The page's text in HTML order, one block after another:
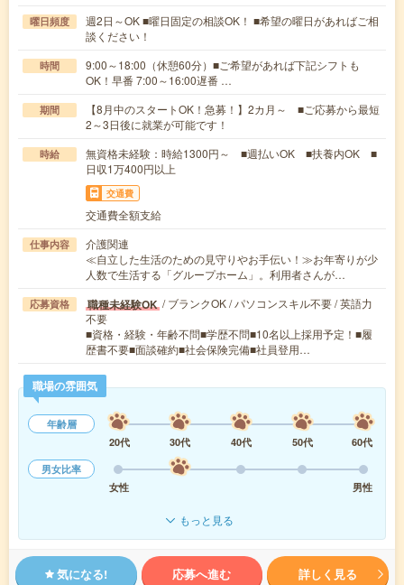
曜日頻度
週2日～OK ■曜日固定の相談OK！ ■希望の曜日があればご相
談ください！
時間
9:00～18:00（休憩60分）■ご希望があれば下記シフトも
OK！早番 7:00～16:00遅番 …
期間
【8月中のスタートOK！急募！】2カ月～ ■ご応募から最短
2～3日後に就業が可能です！
時給
無資格未経験：時給1300円～ ■週払いOK ■扶養内OK ■
日収1万400円以上
交通費
交通費全額支給
仕事内容
介護関連
≪自立した生活のための見守りやお手伝い！≫お年寄りが少
人数で生活する「グループホーム」。利用者さんが…
応募資格 職種未経験OK / ブランクOK / パソコンスキル不要 / 英語力
不要
■資格・経験・年齢不問■学歴不問■10名以上採用予定！■履
歴書不要■面談確約■社会保険完備■社員登用…
職場の雰囲気
年齢層
20代
30代 40代 50代
60代
男女比率
女性
男性
もっと見る
気になる! 応募へ進む 詳しく見る